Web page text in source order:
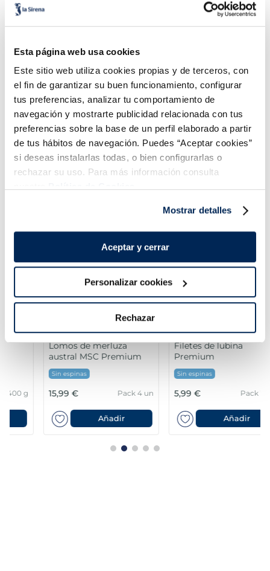
Esta página web usa cookies
Este sitio web utiliza cookies propias y de terceros, con
el fin de garantizar su buen funcionamiento, configurar
tus preferencias, analizar tu comportamiento de
navegación y mostrarte publicidad relacionada con tus
preferencias sobre la base de un perfil elaborado a partir
de tus hábitos de navegación. Puedes “Aceptar cookies”
si deseas instalarlas todas, o bien configurarlas o
rechazar su uso. Para más información consulta
Mostrar detalles
Aceptar y cerrar
Personalizar cookies
Rechazar
Aguacate a dados
Añadir Añadir
Lomos de merluza
austral MSC Premium
Sin espinas
15,99 € Pack 4 un
Filetes de lubina
Premium
Sin espinas
5,99 € Pack 180 g